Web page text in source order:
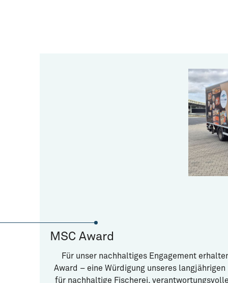
MSC Award
Für unser nachhaltiges Engagement
Award – eine Würdigung unseres langjährigen
für nachhaltige Fischerei,